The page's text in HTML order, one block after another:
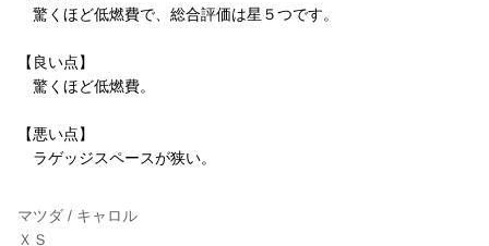
驚くほど低燃費で、総合評価は星５つです。
【良い点】
驚くほど低燃費。
【悪い点】
ラゲッジスペースが狭い。
マツダ / キャロル
ＸＳ